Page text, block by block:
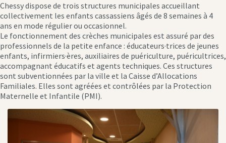
Chessy dispose de trois structures municipales accueillant
collectivement les enfants cassassiens âgés de 8 semaines à 4
ans en mode régulier ou occasionnel.
Le fonctionnement des crèches municipales est assuré par des
professionnels de la petite enfance : éducateurs·trices de jeunes
enfants, infirmiers·ères, auxiliaires de puériculture, puéricultrices,
accompagnant éducatifs et agents techniques. Ces structures
sont subventionnées par la ville et la Caisse d’Allocations
Familiales. Elles sont agréées et contrôlées par la Protection
Maternelle et Infantile (PMI).